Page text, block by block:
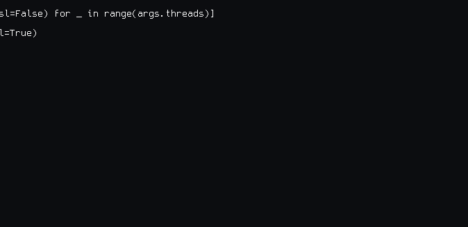
for _ in range(args.threads)]